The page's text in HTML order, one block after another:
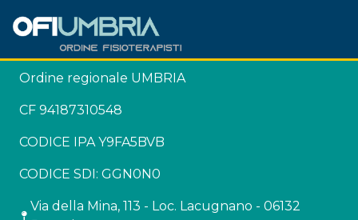
Ordine regionale UMBRIA
CF 94187310548
CODICE IPA Y9FA5BVB
CODICE SDI: GGN0N0
Via della Mina, 113 - Loc. Lacugnano - 06132